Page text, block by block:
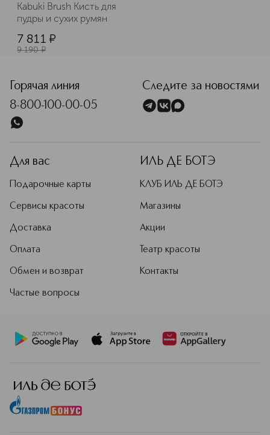
Kabuki Brush Кисть для
пудры и сухих румян
7 811 ¤
9 190 ¤
Горячая линия
8-800-100-00-05
Следите за новостями
Для вас
Подарочные карты
Сервисы красоты
Доставка
Оплата
Обмен и возврат
Частые вопросы
ИЛЬ ДЕ БОТЭ
КЛУБ ИЛЬ ДЕ БОТЭ
Магазины
Акции
Театр красоты
Контакты